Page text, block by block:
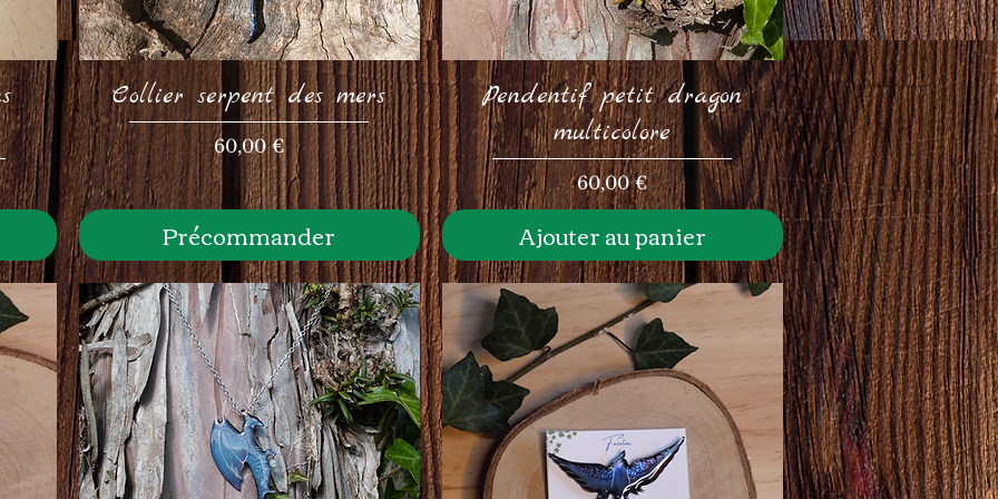
Collier serpent des mers
Prix
60,00 €
Précommander
Pendentif petit dragon
multicolore
Prix
60,00 €
Ajouter au panier